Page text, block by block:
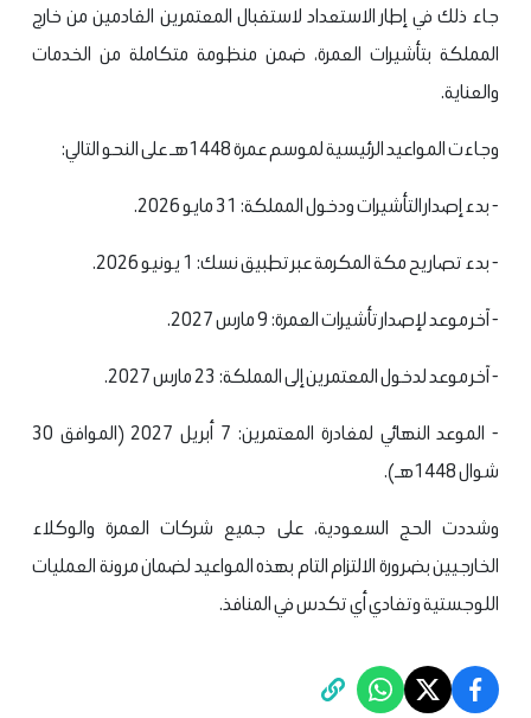
جاء ذلك في إطار الاستعداد لاستقبال المعتمرين القادمين من خارج
المملكة بتأشيرات العمرة، ضمن منظومة متكاملة من الخدمات
والعناية.
وجاءت المواعيد الرئيسية لموسم عمرة 1448هـ على النحو التالي:
- بدء إصدار التأشيرات ودخول المملكة: 31 مايو 2026.
- بدء تصاريح مكة المكرمة عبر تطبيق نسك: 1 يونيو 2026.
- آخر موعد لإصدار تأشيرات العمرة: 9 مارس 2027.
- آخر موعد لدخول المعتمرين إلى المملكة: 23 مارس 2027.
- الموعد النهائي لمغادرة المعتمرين: 7 أبريل 2027 (الموافق 30
شوال 1448هـ).
وشددت الحج السعودية، على جميع شركات العمرة والوكلاء
الخارجيين بضرورة الالتزام التام بهذه المواعيد لضمان مرونة العمليات
اللوجستية وتفادي أي تكدس في المنافذ.